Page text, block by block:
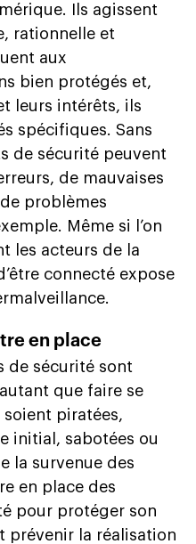
Ils agissent
rationnelle et
aux
bien protégés et,
leurs intérêts, ils
spécifiques. Sans
de sécurité peuvent
de mauvaises
problèmes
Même si l’on
les acteurs de la
connecté expose
en place
de sécurité sont
que faire se
soient piratées,
initial, sabotées ou
la survenue des
en place des
pour protéger son
prévenir la réalisation